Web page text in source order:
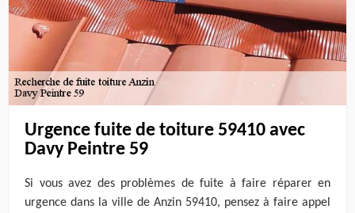
Urgence fuite de toiture 59410 avec
Davy Peintre 59
Si vous avez des problèmes de fuite à faire réparer en
urgence dans la ville de Anzin 59410, pensez à faire appel